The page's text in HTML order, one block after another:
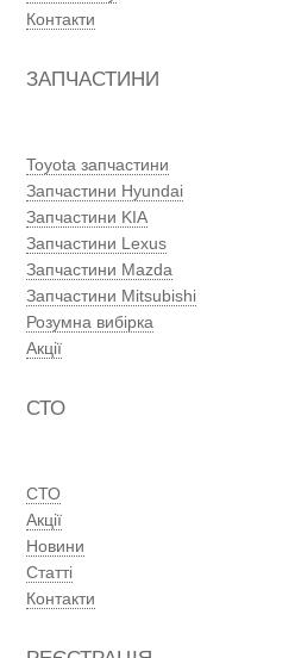
Контакти
ЗАПЧАСТИНИ
Toyota запчастини
Запчастини Hyundai
Запчастини KIA
Запчастини Lexus
Запчастини Mazda
Запчастини Mitsubishi
Розумна вибірка
Акції
СТО
СТО
Акції
Новини
Статті
Контакти